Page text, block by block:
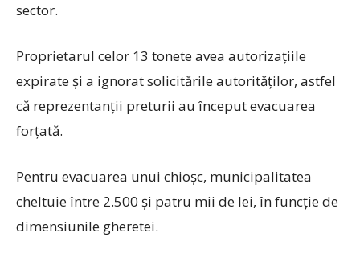
sector.
Proprietarul celor 13 tonete avea autorizațiile
expirate și a ignorat solicitările autorităților, astfel
că reprezentanții preturii au început evacuarea
forțată.
Pentru evacuarea unui chioșc, municipalitatea
cheltuie între 2.500 și patru mii de lei, în funcție de
dimensiunile gheretei.